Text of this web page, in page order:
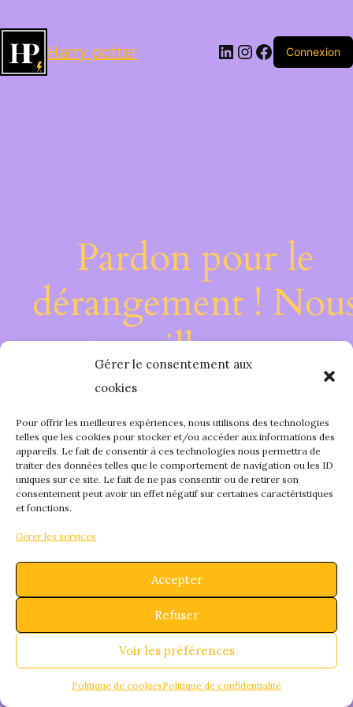
Gérer le consentement aux
cookies
Pour offrir les meilleures expériences, nous utilisons des technologies
telles que les cookies pour stocker et/ou accéder aux informations des
appareils. Le fait de consentir à ces technologies nous permettra de
traiter des données telles que le comportement de navigation ou les ID
uniques sur ce site. Le fait de ne pas consentir ou de retirer son
consentement peut avoir un effet négatif sur certaines caractéristiques
et fonctions.
Gérer les services
Accepter
Refuser
Voir les préférences
Politique de cookiesPolitique de confidentialité
Harry potter LinkedIn
Instagram
Facebook
Connexion
Pardon pour le
dérangement !
travaillons sur
quelque chose de
fantastique –
bientôt !